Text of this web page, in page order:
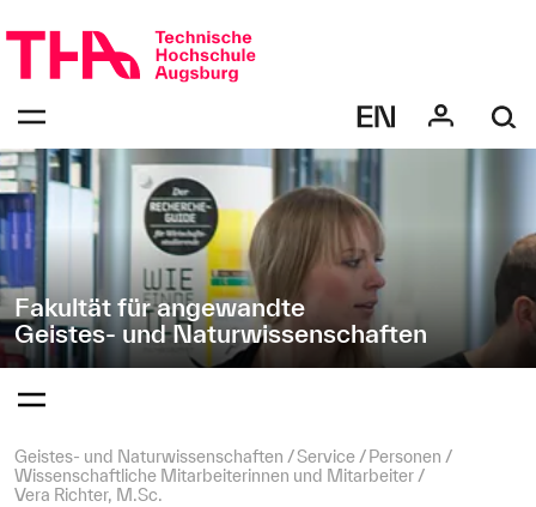
überspringen
zur
Navigation
"Geistes-
und
Naturwissenschaften"
Fakultät für angewandte
Geistes- und Naturwissenschaften
bestätigen
Öffnen
des
Menüs
bestätigen
des
Menüs
Seitenpfad:
Geistes- und Naturwissenschaften Service
Personen
Wissenschaftliche Mitarbeiterinnen und Mitarbeiter
Vera Richter, M.Sc.